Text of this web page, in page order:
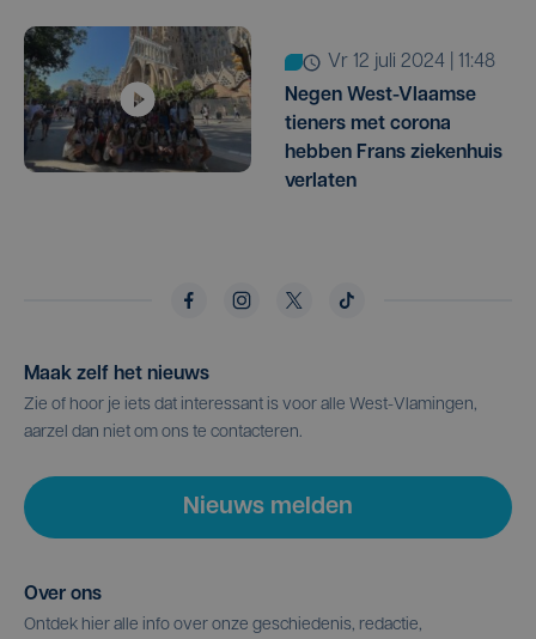
vr 12 juli 2024 | 11:48
Negen West-Vlaamse
tieners met corona
hebben Frans ziekenhuis
verlaten
Maak zelf het nieuws
Zie of hoor je iets dat interessant is voor alle West-Vlamingen,
aarzel dan niet om ons te contacteren.
Nieuws melden
Over ons
Ontdek hier alle info over onze geschiedenis, redactie,